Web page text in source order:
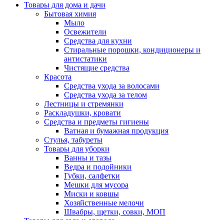
Товары для дома и дачи
Бытовая химия
Мыло
Освежители
Средства для кухни
Стиральные порошки, кондиционеры и
антистатики
Чистящие средства
Красота
Средства ухода за волосами
Средства ухода за телом
Лестницы и стремянки
Раскладушки, кровати
Средства и предметы гигиены
Ватная и бумажная продукция
Стулья, табуреты
Товары для уборки
Ванны и тазы
Ведра и подойники
Губки, салфетки
Мешки для мусора
Миски и ковшы
Хозяйственные мелочи
Швабры, щетки, совки, МОП